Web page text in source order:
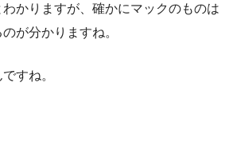
かりますが、確かにマックのものは
が分かりますね。
すね。